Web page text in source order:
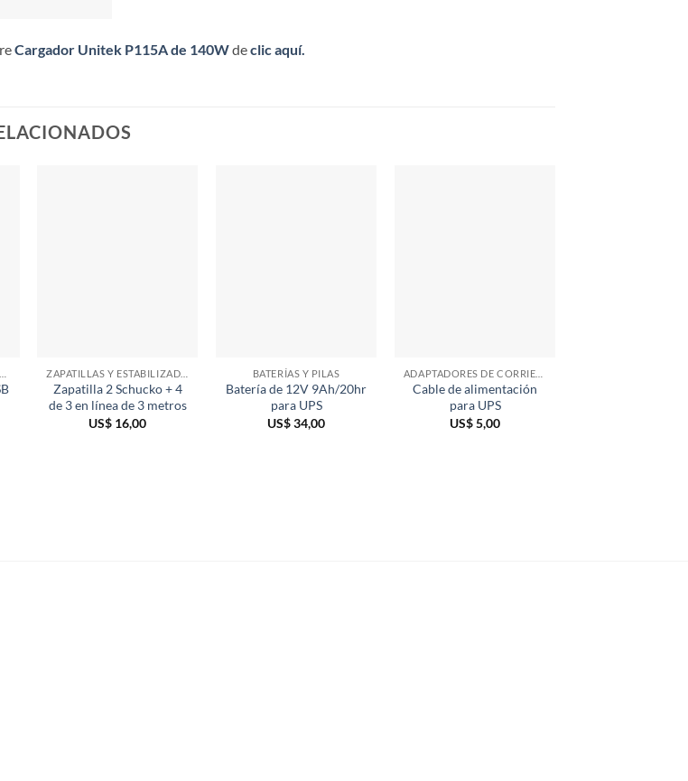
Cargador Unitek P115A de 140Wdeclic aquí.
Zapatilla 2 Schucko + 4
de 3 en línea de 3 metros
US$ 16,00
BATERÍAS Y PILAS
Batería de 12V 9Ah/20hr
para UPS
US$34,00
Cable de alimentación
para UPS
US$5,00